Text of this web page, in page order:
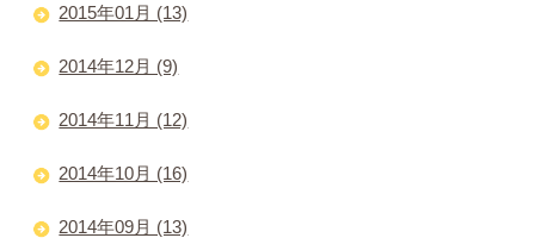
2015年01月 (13)
2014年12月 (9)
2014年11月 (12)
2014年10月 (16)
2014年09月 (13)